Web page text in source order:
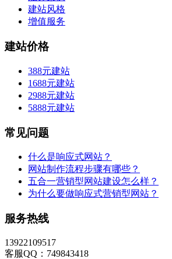
建站风格
增值服务
建站价格
388元建站
1688元建站
2988元建站
5888元建站
常见问题
什么是响应式网站？
网站制作流程步骤有哪些？
五合一营销型网站建设怎么样？
为什么要做响应式营销型网站？
服务热线
13922109517
客服QQ：749843418